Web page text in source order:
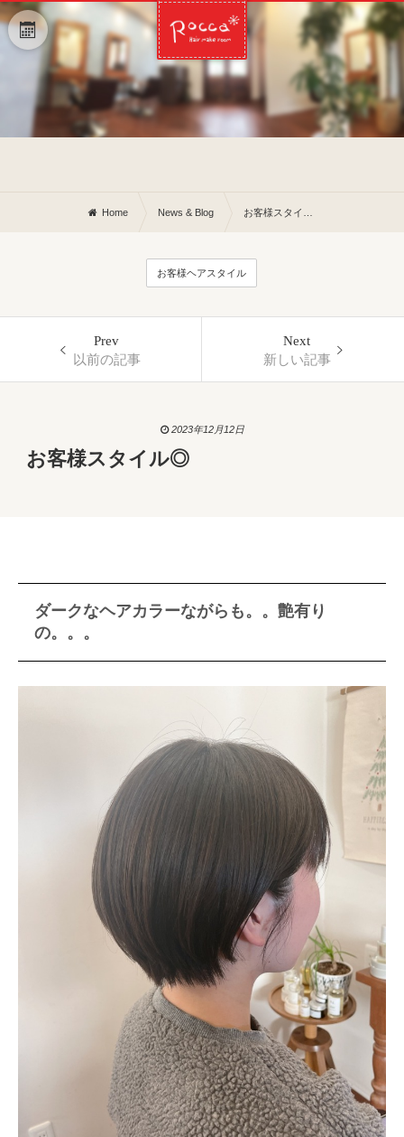
Home News & Blog お客様スタイル◎
お客様ヘアスタイル
Prev
以前の記事
Next
新しい記事
2023年12月12日
お客様スタイル◎
ダークなヘアカラーながらも。。艶有り
の。。。